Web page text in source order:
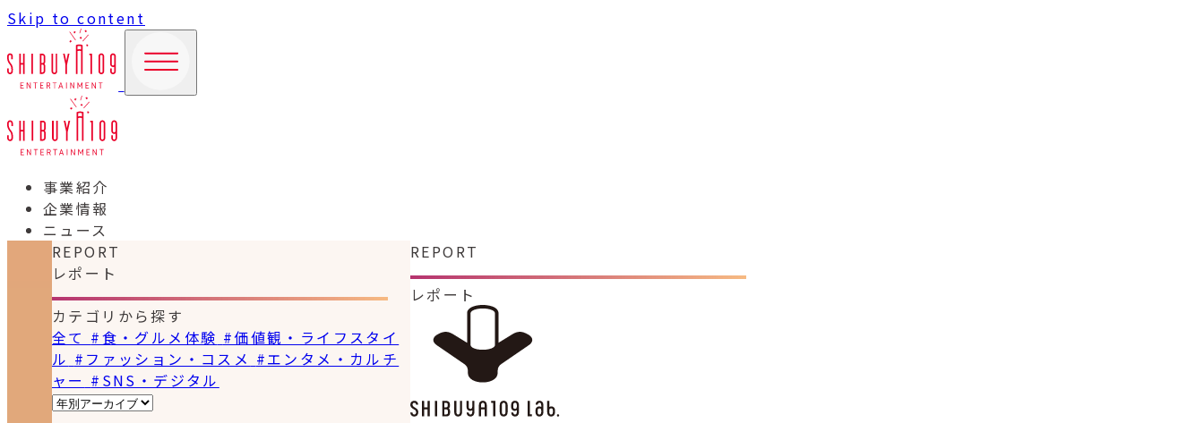
Skip to content
事業紹介
企業情報
ニュース
REPORT
レポート
カテゴリから探す
全て #食・グルメ体験 #価値観・ライフスタイ
ル #ファッション・コスメ #エンタメ・カルチ
ャー #SNS・デジタル
REPORT
レポート